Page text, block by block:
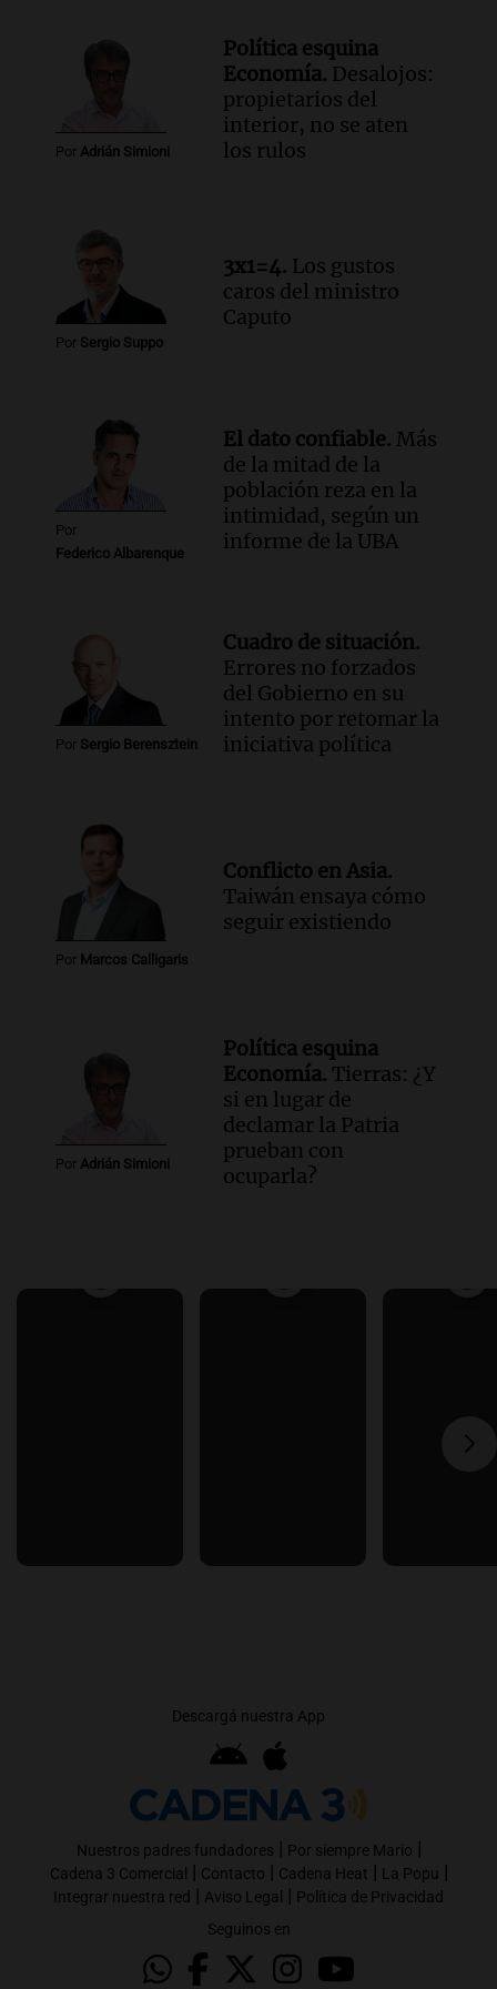
Tragedia en Mendoza: un muerto
y cinco heridos tras caer dos autos desde
un puente
Una mañana para todos
Episodios
Una mañana para todos
Episodios
Audio. Ley de Propiedad Privada: el revés
en el Congreso expuso una debilidad
comunicacional del Gobierno
Por Adrián Simioni
Política esquina
Economía. Desalojos:
propietarios del
interior, no se aten
los rulos
Por Sergio Suppo
3x1=4. Los gustos
caros del ministro
Caputo
Por
Federico Albarenque
El dato confiable. Más
de la mitad de la
población reza en la
intimidad, según un
informe de la UBA
Por Sergio Berensztein
Cuadro de situación.
Errores no forzados
del Gobierno en su
intento por retomar la
iniciativa política
Por Marcos Calligaris
Conflicto en Asia.
Taiwán ensaya cómo
seguir existiendo
Por Adrián Simioni
Política esquina
Economía. Tierras: ¿Y
si en lugar de
declamar la Patria
prueban con
ocuparla?
Descargá nuestra App
Nuestros padres fundadores | Por siempre Mario |
Cadena 3 Comercial | Contacto | Cadena Heat | La Popu |
Integrar nuestra red | Aviso Legal | Política de Privacidad
Seguinos en